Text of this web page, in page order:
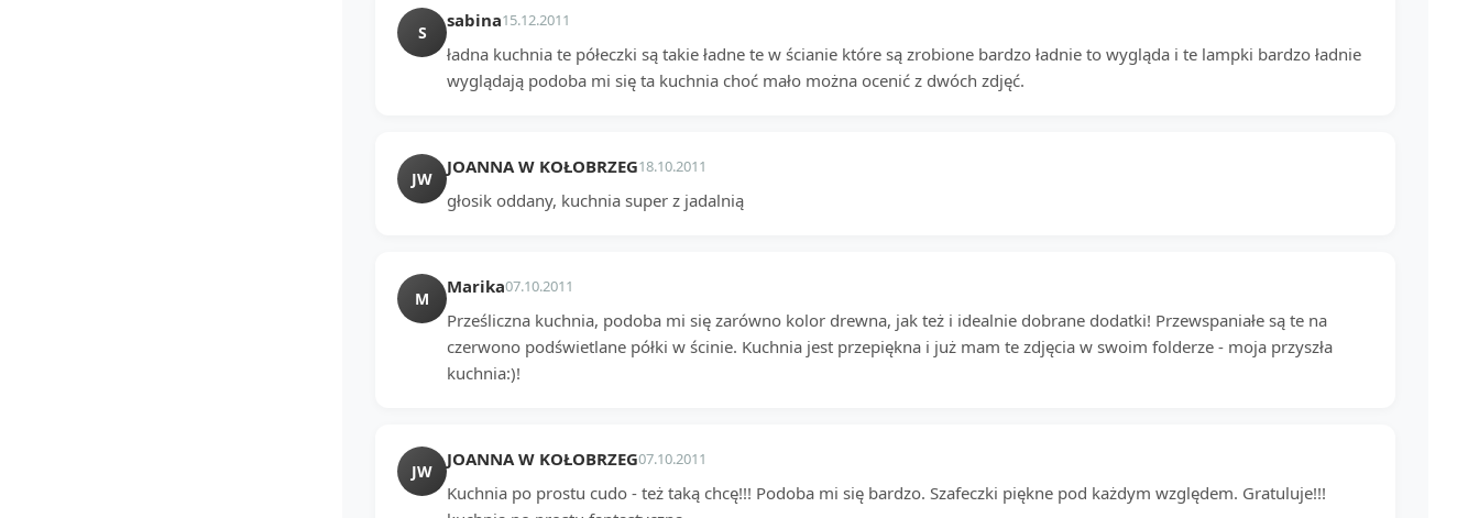
S
sabina15.12.2011
ładna kuchnia te półeczki są takie ładne te w ścianie które są zrobione bardzo ładnie to wygląda i te lampki bardzo ładnie
wyglądają podoba mi się ta kuchnia choć mało można ocenić z dwóch zdjęć.
JW
JOANNA W KOŁOBRZEG18.10.2011
głosik oddany, kuchnia super z jadalnią
M
Marika07.10.2011
Prześliczna kuchnia, podoba mi się zarówno kolor drewna, jak też i idealnie dobrane dodatki! Przewspaniałe są te na
czerwono podświetlane półki w ścinie. Kuchnia jest przepiękna i już mam te zdjęcia w swoim folderze - moja przyszła
kuchnia:)!
JW
JOANNA W KOŁOBRZEG07.10.2011
Kuchnia po prostu cudo - też taką chcę!!! Podoba mi się bardzo. Szafeczki piękne pod każdym względem. Gratuluje!!!